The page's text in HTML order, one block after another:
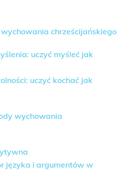
chrześcijańskiego
uczyć myśleć jak
uczyć kochać jak
wychowania
języka i argumentów w